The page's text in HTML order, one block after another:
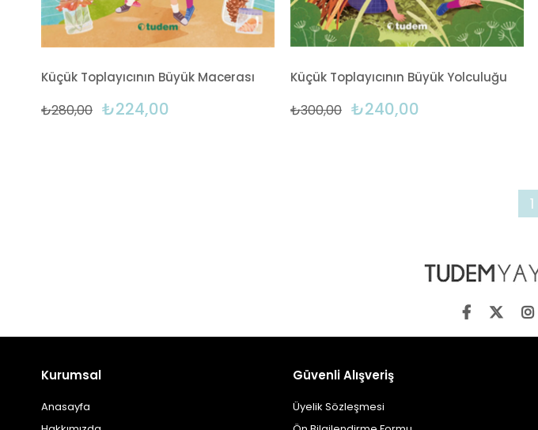
Küçük Toplayıcının Büyük Macerası
₺224,00
₺280,00
Küçük Toplayıcının Büyük Yolculuğu
₺240,00
₺300,00
1
Kurumsal
Anasayfa
Güvenli Alışveriş
Üyelik Sözleşmesi